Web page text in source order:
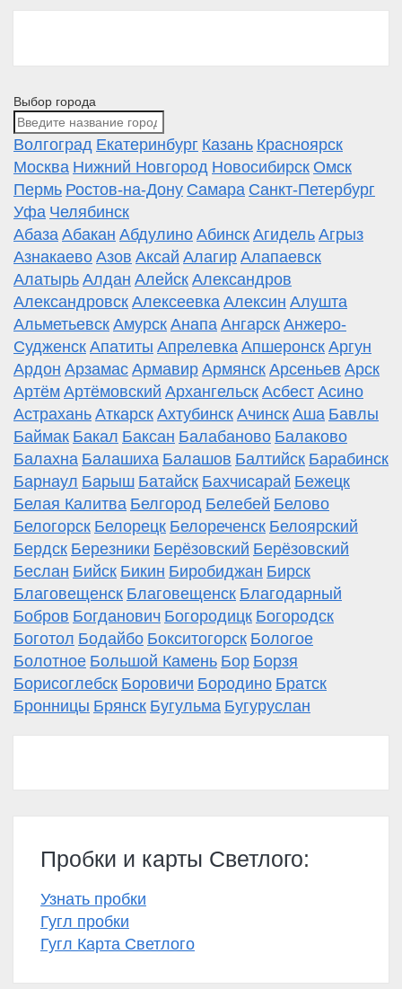
Выбор города
Волгоград Екатеринбург Казань Красноярск
Москва Нижний Новгород Новосибирск Омск
Пермь Ростов-на-Дону Самара Санкт-Петербург
Уфа Челябинск
Абаза Абакан Абдулино Абинск Агидель Агрыз
Азнакаево Азов Аксай Алагир Алапаевск
Алатырь Алдан Алейск Александров
Александровск Алексеевка Алексин Алушта
Альметьевск Амурск Анапа Ангарск Анжеро-
Судженск Апатиты Апрелевка Апшеронск Аргун
Ардон Арзамас Армавир Армянск Арсеньев Арск
Артём Артёмовский Архангельск Асбест Асино
Астрахань Аткарск Ахтубинск Ачинск Аша Бавлы
Баймак Бакал Баксан Балабаново Балаково
Балахна Балашиха Балашов Балтийск Барабинск
Барнаул Барыш Батайск Бахчисарай Бежецк
Белая Калитва Белгород Белебей Белово
Белогорск Белорецк Белореченск Белоярский
Бердск Березники Берёзовский Берёзовский
Беслан Бийск Бикин Биробиджан Бирск
Благовещенск Благовещенск Благодарный
Бобров Богданович Богородицк Богородск
Боготол Бодайбо Бокситогорск Бологое
Болотное Большой Камень Бор Борзя
Борисоглебск Боровичи Бородино Братск
Бронницы Брянск Бугульма Бугуруслан
Пробки и карты Светлого:
Узнать пробки
Гугл пробки
Гугл Карта Светлого